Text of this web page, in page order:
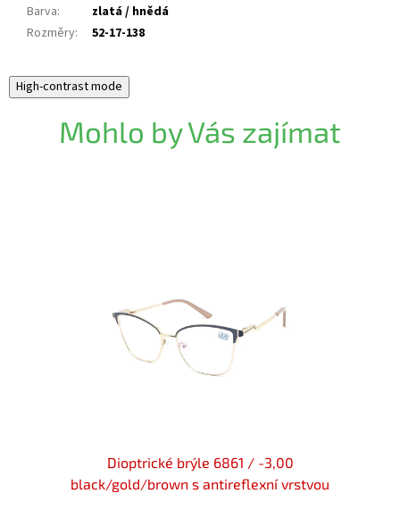
Barva:
zlatá / hnědá
Rozměry: 52-17-138
High-contrast mode
Mohlo by Vás zajímat
Dioptrické brýle 6861 / -3,00
black/gold/brown s antireflexní vrstvou